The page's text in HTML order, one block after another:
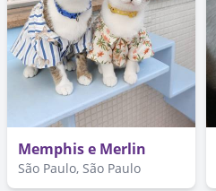
Memphis e Merlin
São Paulo, São Paulo